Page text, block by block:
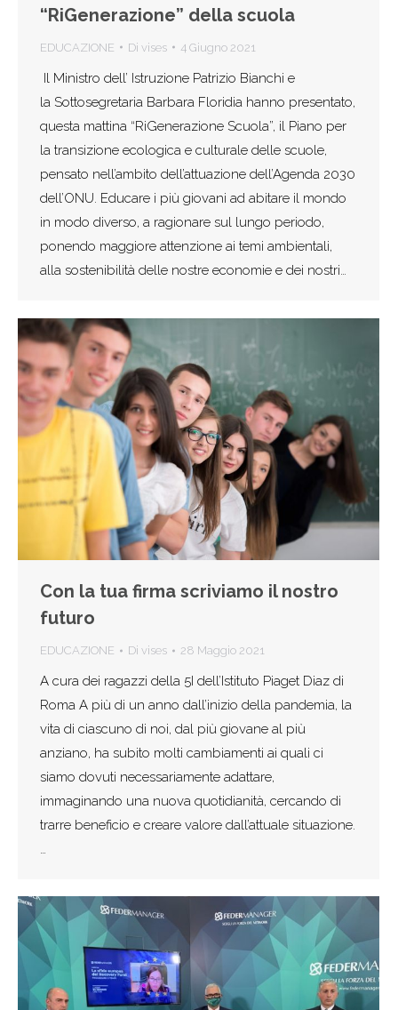
“RiGenerazione” della scuola
EDUCAZIONE Di vises 4 Giugno 2021
Il Ministro dell’ Istruzione Patrizio Bianchi e
la Sottosegretaria Barbara Floridia hanno presentato,
questa mattina “RiGenerazione Scuola”, il Piano per
la transizione ecologica e culturale delle scuole,
pensato nell’ambito dell’attuazione dell’Agenda 2030
dell’ONU. Educare i più giovani ad abitare il mondo
in modo diverso, a ragionare sul lungo periodo,
ponendo maggiore attenzione ai temi ambientali,
alla sostenibilità delle nostre economie e dei nostri…
Con la tua firma scriviamo il nostro
futuro
EDUCAZIONE Di vises 28 Maggio 2021
A cura dei ragazzi della 5I dell’Istituto Piaget Diaz di
Roma A più di un anno dall’inizio della pandemia, la
vita di ciascuno di noi, dal più giovane al più
anziano, ha subito molti cambiamenti ai quali ci
siamo dovuti necessariamente adattare,
immaginando una nuova quotidianità, cercando di
trarre beneficio e creare valore dall’attuale situazione.
…